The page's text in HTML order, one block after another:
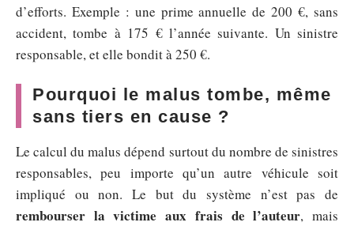
d’efforts. Exemple : une prime annuelle de 200 €, sans
accident, tombe à 175 € l’année suivante. Un sinistre
responsable, et elle bondit à 250 €.
Pourquoi le malus tombe, même
sans tiers en cause ?
Le calcul du malus dépend surtout du nombre de sinistres
responsables, peu importe qu’un autre véhicule soit
impliqué ou non. Le but du système n’est pas de
rembourser la victime aux frais de l’auteur, mais